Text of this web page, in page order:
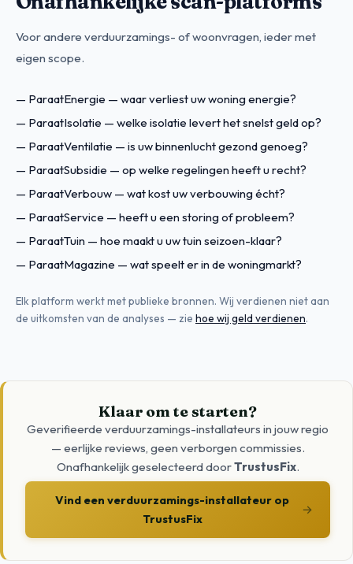
Voor andere verduurzamings- of woonvragen, ieder met
eigen scope.
— ParaatEnergie — waar verliest uw woning energie?
— ParaatIsolatie — welke isolatie levert het snelst geld op?
— ParaatVentilatie — is uw binnenlucht gezond genoeg?
— ParaatSubsidie — op welke regelingen heeft u recht?
— ParaatVerbouw — wat kost uw verbouwing écht?
— ParaatService — heeft u een storing of probleem?
— ParaatTuin — hoe maakt u uw tuin seizoen-klaar?
— ParaatMagazine — wat speelt er in de woningmarkt?
Elk platform werkt met publieke bronnen. Wij verdienen niet aan
de uitkomsten van de analyses — zie hoe wij geld verdienen.
Klaar om te starten?
Geverifieerde verduurzamings-installateurs in jouw regio
— eerlijke reviews, geen verborgen commissies.
Onafhankelijk geselecteerd doorTrustusFix.
Vind een verduurzamings-installateur op
TrustusFix
→